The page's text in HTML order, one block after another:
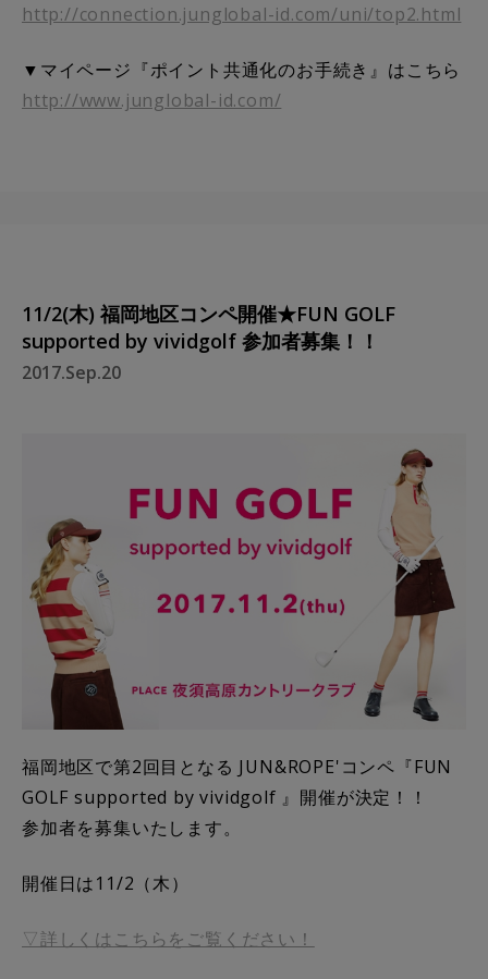
http://connection.junglobal-id.com/uni/top2.html
▼マイページ『ポイント共通化のお手続き』はこちら
http://www.junglobal-id.com/
11/2(木) 福岡地区コンペ開催★FUN GOLF
supported by vividgolf 参加者募集！！
2017.Sep.20
福岡地区で第2回目となる JUN&ROPE'コンペ『FUN
GOLF supported by vividgolf 』開催が決定！！
参加者を募集いたします。
開催日は11/2（木）
▽詳しくはこちらをご覧ください！